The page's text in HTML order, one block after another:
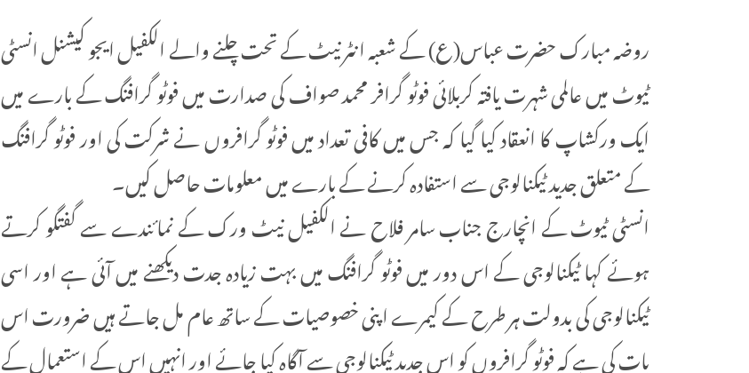
روضہ مبارک حضرت عباس(ع) کے شعبہ انٹر نیٹ کے تحت چلنے والے الکفیل ایجو کیشنل انسٹی
ٹیوٹ میں عالمی شہرت یافتہ کربلائی فوٹو گرافر محمد صواف کی صدارت میں فوٹو گرافنگ کے بارے میں
ایک ورکشاپ کا انعقاد کیا گیا کہ جس میں کافی تعداد میں فوٹو گرافروں نے شرکت کی اور فوٹو گرافنگ
کے متعلق جدید ٹیکنالوجی سے استفادہ کرنے کے بارے میں معلومات حاصل کیں۔
انسٹی ٹیوٹ کے انچارج جناب سامر فلاح نے الکفیل نیٹ ورک کے نمائندے سے گفتگو کرتے
ہوئے کہا ٹیکنالوجی کے اس دور میں فوٹو گرافنگ میں بہت زیادہ جدت دیکھنے میں آئی ہے اور اسی
ٹیکنالوجی کی بدولت ہر طرح کے کیمرے اپنی خصوصیات کے ساتھ عام مل جاتے ہیں ضرورت اس
بات کی ہے کہ فوٹو گرافروں کو اس جدید ٹیکنالوجی سے آگاہ کیا جائے اور انہیں اس کے استعمال کے